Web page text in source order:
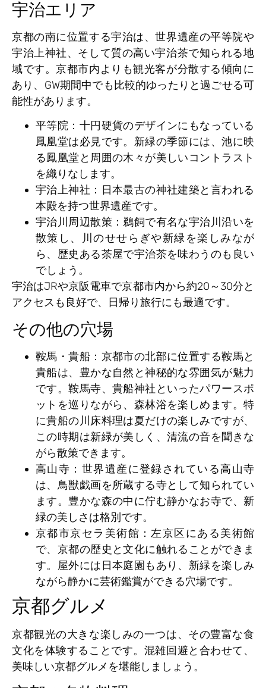
宇治エリア
京都の南に位置する宇治は、世界遺産の平等院や
宇治上神社、そして質の高い宇治茶で知られる地
域です。京都市内よりも観光客が分散する傾向に
あり、GW期間中でも比較的ゆったりと過ごせる可
能性があります。
平等院 ：十円硬貨のデザインにもなっている
鳳凰堂は必見です。新緑の季節には、池に映
る鳳凰堂と周囲の木々が美しいコントラスト
を織りなします。
宇治上神社 ：日本最古の神社建築と言われる
本殿を持つ世界遺産です。
宇治川周辺散策：鵜飼で有名な宇治川沿いを
散策し、川のせせらぎや新緑を楽しみなが
ら、歴史ある茶屋で宇治茶を味わうのも良い
でしょう。
宇治はJRや京阪電車で京都市内から約20～30分と
アクセスも良好で、日帰り旅行にも最適です。
その他の穴場
鞍馬・貴船 ：京都市の北部に位置する鞍馬と
貴船は、豊かな自然と神秘的な雰囲気が魅力
です。鞍馬寺、貴船神社といったパワースポ
ットを巡りながら、森林浴を楽しめます。特
に貴船の川床料理は夏だけの楽しみですが、
この時期は新緑が美しく、清流の音を聞きな
がら散策できます。
高山寺 ：世界遺産に登録されている高山寺
は、鳥獣戯画を所蔵する寺として知られてい
ます。豊かな森の中に佇む静かなお寺で、新
緑の美しさは格別です。
京都市京セラ美術館 ：左京区にある美術館
で、京都の歴史と文化に触れることができま
す。屋外には日本庭園もあり、新緑を楽しみ
ながら静かに芸術鑑賞ができる穴場です。
京都グルメ
京都観光の大きな楽しみの一つは、その豊富な食
文化を体験することです。混雑回避と合わせて、
美味しい京都グルメを堪能しましょう。